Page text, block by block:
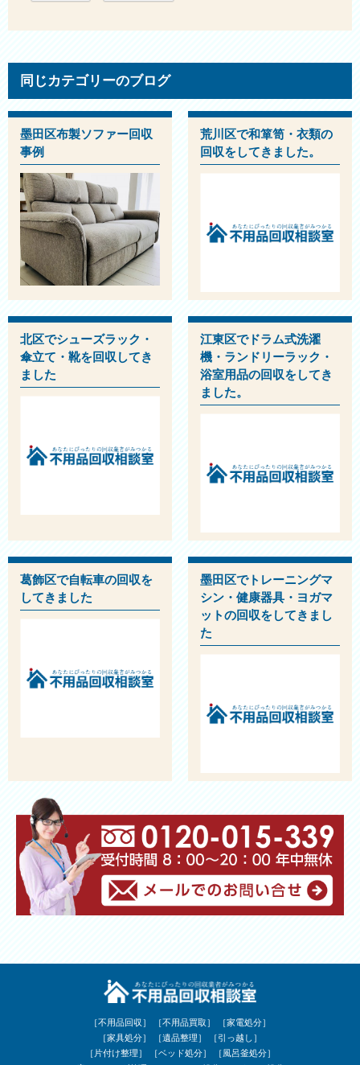
同じカテゴリーのブログ
墨田区布製ソファー回収
事例
荒川区で和箪笥・衣類の
回収をしてきました。
北区でシューズラック・
傘立て・靴を回収してき
ました
江東区でドラム式洗濯
機・ランドリーラック・
浴室用品の回収をしてき
ました。
葛飾区で自転車の回収を
してきました
墨田区でトレーニングマ
シン・健康器具・ヨガマ
ットの回収をしてきまし
た
［不用品回収］ ［不用品買取］
［家電処分］
［家具処分］
［遺品整理］
［引っ越し］
［片付け整理］
［ベッド処分］
［風呂釜処分］